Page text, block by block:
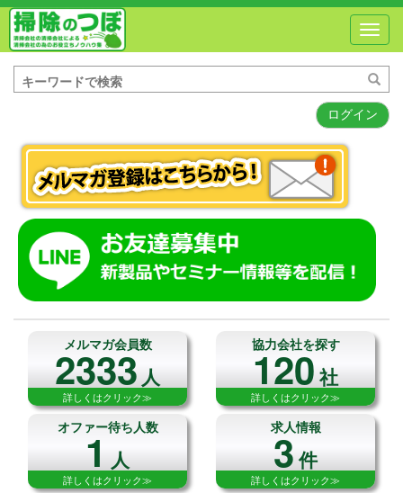
ログイン
メルマガ会員数
2333人
詳しくはクリック≫
協力会社を探す
120社
詳しくはクリック≫
オファー待ち人数
1人
詳しくはクリック≫
求人情報
3件
詳しくはクリック≫